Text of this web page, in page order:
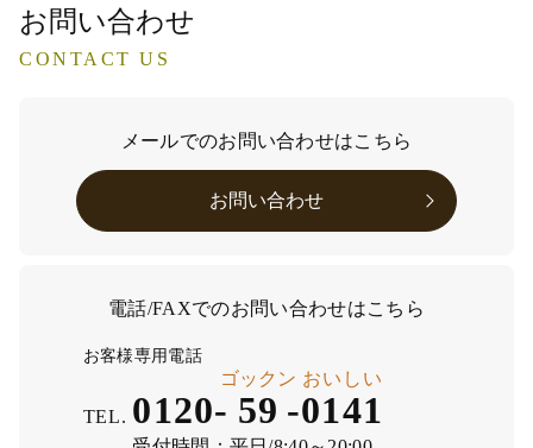
お問い合わせ
CONTACT US
メールでのお問い合わせはこちら
お問い合わせ
電話/FAXでのお問い合わせはこちら
お客様専用電話
TEL. 0120- 59
ゴックン
-0141
おいしい